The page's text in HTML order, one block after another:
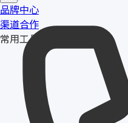
品牌中心
渠道合作
常用工具